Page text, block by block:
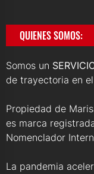
QUIENES SOMOS:
Somos un
de trayectoria en
Propiedad de
es marca
Nomenclador
La pandemia